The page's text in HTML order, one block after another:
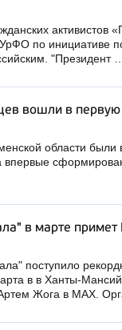
активистов
УрФО по инициативе
"Президент
вошли в
области
в марте примет
поступило
в в Ханты-
Жога в МАХ.